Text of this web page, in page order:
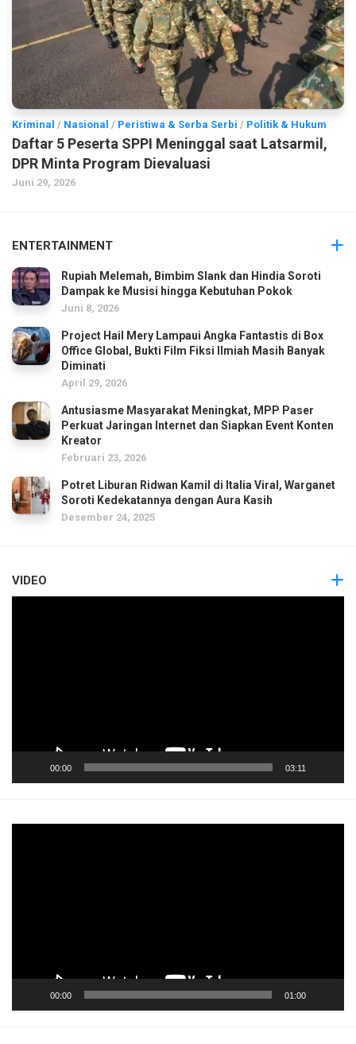
Kriminal / Nasional / Peristiwa & Serba Serbi / Politik & Hukum
Daftar 5 Peserta SPPI Meninggal saat Latsarmil,
DPR Minta Program Dievaluasi
Juni 29, 2026
ENTERTAINMENT
Rupiah Melemah, Bimbim Slank dan Hindia Soroti
Dampak ke Musisi hingga Kebutuhan Pokok
Juni 8, 2026
Project Hail Mery Lampaui Angka Fantastis di Box
Office Global, Bukti Film Fiksi Ilmiah Masih Banyak
Diminati
April 29, 2026
Antusiasme Masyarakat Meningkat, MPP Paser
Perkuat Jaringan Internet dan Siapkan Event Konten
Kreator
Februari 23, 2026
Potret Liburan Ridwan Kamil di Italia Viral, Warganet
Soroti Kedekatannya dengan Aura Kasih
Desember 24, 2025
VIDEO
00:00 03:11
00:00 01:00